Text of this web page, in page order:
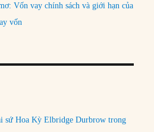
Vốn vay chính sách và giới hạn của
vốn
sứ Hoa Kỳ Elbridge Durbrow trong